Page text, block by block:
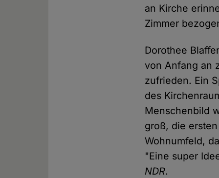
an Kirche
Zimmer
Dorothee
von Anfang an
zufrieden. Ein
des
Menschenbild
groß, die
Wohnumfeld,
"Eine super
NDR.